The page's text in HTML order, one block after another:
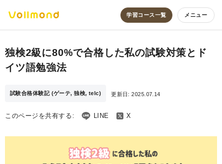
学習コース一覧 メニュー
独検2級に80%で合格した私の試験対策とド
イツ語勉強法
試験合格体験記 (ゲーテ, 独検, telc) 更新日:2025.07.14
このページを共有する: LINE X